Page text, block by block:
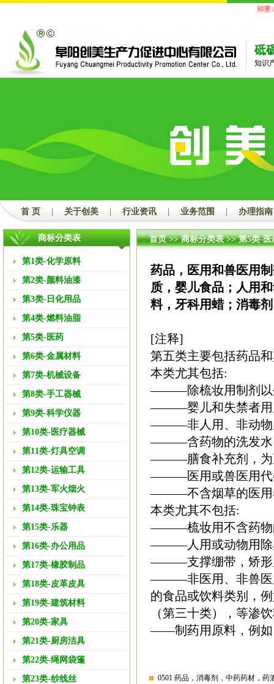
郑重
砥
知识
首 页 关于创美 行业资讯 业务范围 办理指南
商标分类表
第1类-化学原料
第2类-颜料油漆
第3类-日化用品
第4类-燃料油脂
第5类-医药
第6类-金属材料
第7类-机械设备
第8类-手工器械
第9类-科学仪器
第10类-医疗器械
第11类-灯具空调
第12类-运输工具
第13类-军火烟火
第14类-珠宝钟表
第15类-乐器
第16类-办公用品
第17类-橡胶制品
第18类-皮革皮具
第19类-建筑材料
第20类-家具
第21类-厨房洁具
第22类-绳网袋篷
第23类-纱线丝
首页>>商标分类表>>第5类-医
药品，医用和兽医用
质，婴儿食品；人用
料，牙科用蜡；消毒
[注释]
第五类主要包括药品
本类尤其包括:
———除梳妆用制剂以
———婴儿和失禁者用
———非人用、非动物
———含药物的洗发水
———膳食补充剂，为
———医用或兽医用代
———不含烟草的医用
本类尤其不包括:
———梳妆用不含药物
———人用或动物用除
———支撑绷带，矫形
———非医用、非兽医
的食品或饮料类别，
（第三十类），等渗
——制药用原料，例如
0501 药品，消毒剂，中药药材，药